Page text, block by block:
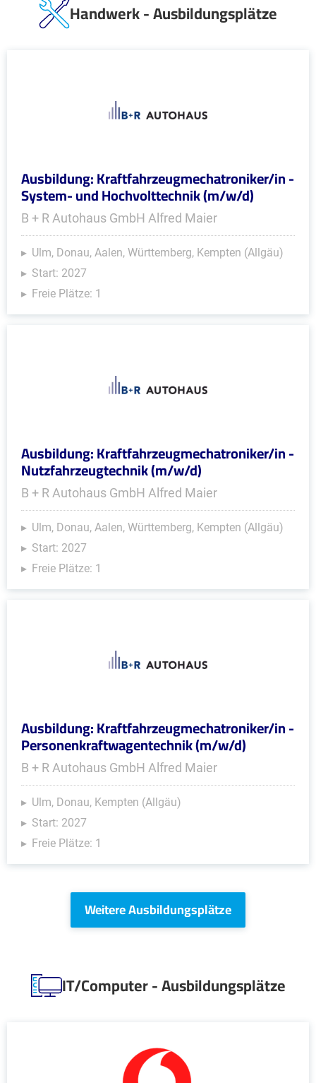
Handwerk - Ausbildungsplätze
Ausbildung: Kraftfahrzeugmechatroniker/in -
System- und Hochvolttechnik (m/w/d)
B + R Autohaus GmbH Alfred Maier
Ulm, Donau, Aalen, Württemberg, Kempten (Allgäu)
Start: 2027
Freie Plätze: 1
Ausbildung: Kraftfahrzeugmechatroniker/in -
Nutzfahrzeugtechnik (m/w/d)
B + R Autohaus GmbH Alfred Maier
Ulm, Donau, Aalen, Württemberg, Kempten (Allgäu)
Start: 2027
Freie Plätze: 1
Ausbildung: Kraftfahrzeugmechatroniker/in -
Personenkraftwagentechnik (m/w/d)
B + R Autohaus GmbH Alfred Maier
Ulm, Donau, Kempten (Allgäu)
Start: 2027
Freie Plätze: 1
Weitere Ausbildungsplätze
IT/Computer - Ausbildungsplätze